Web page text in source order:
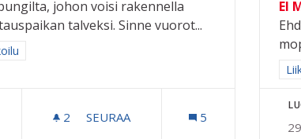
johon voisi rakennella
talveksi. Sinne vuorot...
aihepiirin mukaan: Liikunta ja ulkoilu
2 2 SEURAAJAA
SEURAA 5
EI